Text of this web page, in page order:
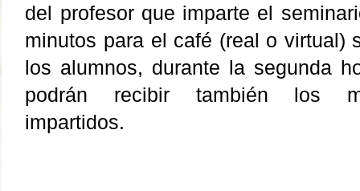
del profesor que imparte el
minutos para el café (real o virtual)
los alumnos, durante la segunda
podrán recibir también los
impartidos.